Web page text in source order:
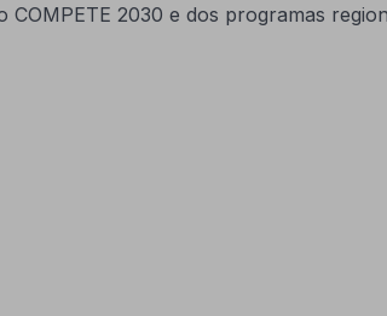
2030 e dos programas